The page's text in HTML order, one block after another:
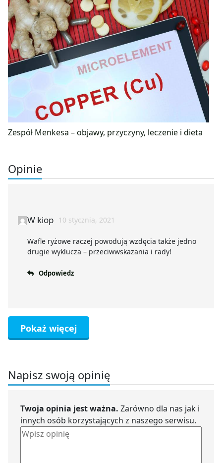
Zespół Menkesa – objawy, przyczyny, leczenie i dieta
Opinie
W kiop 10 stycznia, 2021
Wafle ryżowe raczej powodują wzdęcia także jedno
drugie wyklucza – przeciwwskazania i rady!
Odpowiedz
Pokaż więcej
Napisz swoją opinię
Twoja opinia jest ważna. Zarówno dla nas jak i
innych osób korzystających z naszego serwisu.